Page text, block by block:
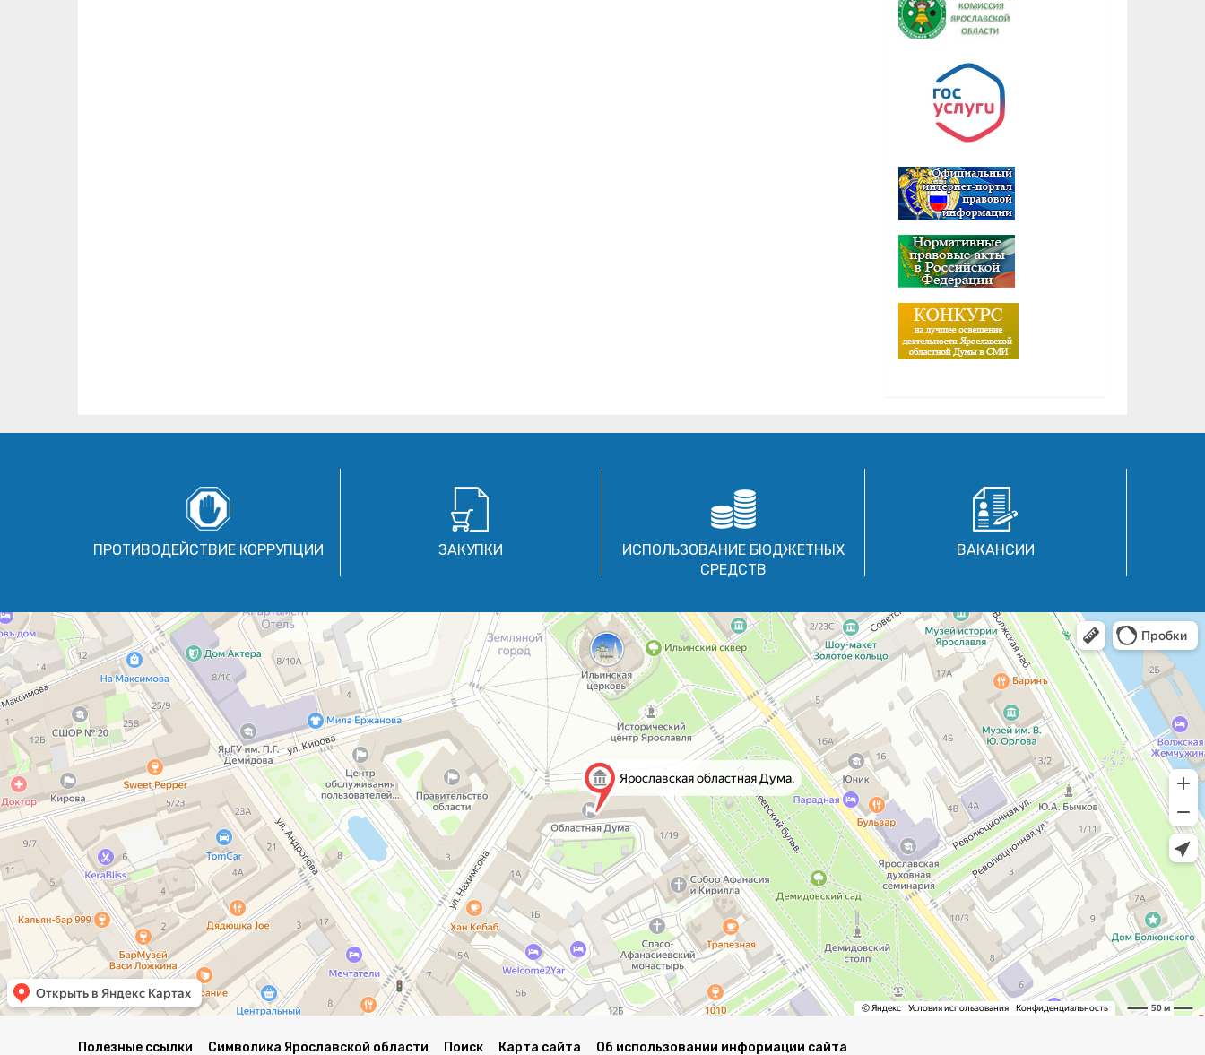
ПРОТИВОДЕЙСТВИЕ КОРРУПЦИИ ЗАКУПКИ
ИСПОЛЬЗОВАНИЕ БЮДЖЕТНЫХ
СРЕДСТВ
ВАКАНСИИ
Полезные ссылки Символика Ярославской области Поиск Карта сайта Об использовании информации сайта